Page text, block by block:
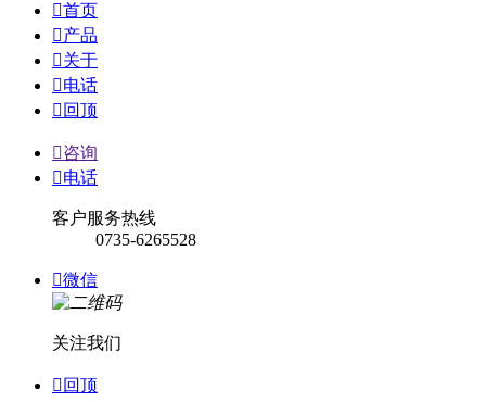
首页
产品
关于
电话
 回顶
咨询
电话
客户服务热线
0735-6265528
微信
关注我们
 回顶